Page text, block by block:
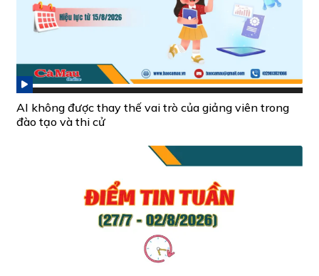
AI không được thay thế vai trò của giảng viên trong
đào tạo và thi cử